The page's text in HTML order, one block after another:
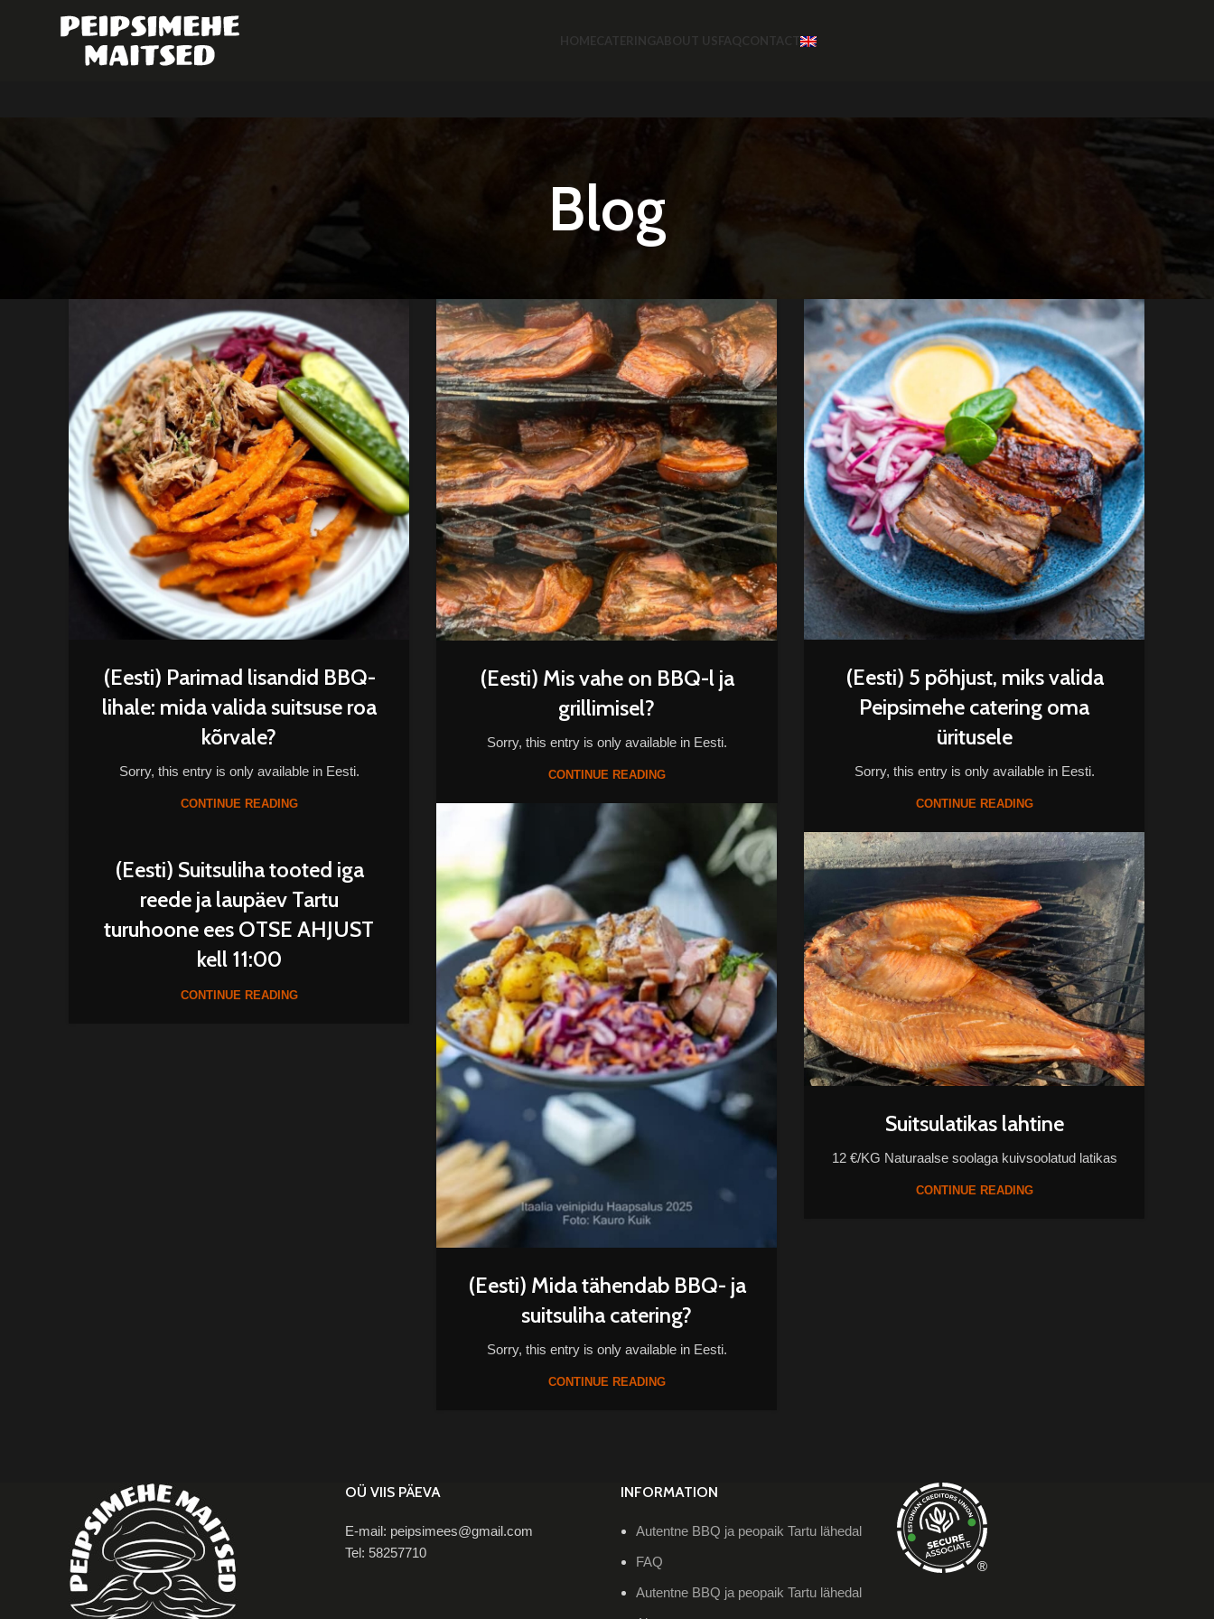
HOMECATERINGABOUT USFAQCONTACT
Blog
(Eesti) Parimad lisandid BBQ-
lihale: mida valida suitsuse roa
kõrvale?
Sorry, this entry is only available in Eesti.
CONTINUE READING
(Eesti) Mis vahe on BBQ-l ja
grillimisel?
Sorry, this entry is only available in Eesti.
CONTINUE READING
(Eesti) 5 põhjust, miks valida
Peipsimehe catering oma
üritusele
Sorry, this entry is only available in Eesti.
CONTINUE READING
(Eesti) Mida tähendab BBQ- ja
suitsuliha catering?
Sorry, this entry is only available in Eesti.
CONTINUE READING
(Eesti) Suitsuliha tooted iga
reede ja laupäev Tartu
turuhoone ees OTSE AHJUST
kell 11:00
CONTINUE READING
Suitsulatikas lahtine
12 €/KG Naturaalse soolaga kuivsoolatud latikas
CONTINUE READING
OÜ VIIS PÄEVA
E-mail: peipsimees@gmail.com
Tel: 58257710
INFORMATION
Autentne BBQ ja peopaik Tartu lähedal
FAQ
Autentne BBQ ja peopaik Tartu lähedal
®